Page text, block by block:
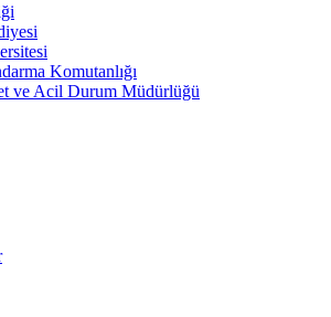
Komutanlığı
ve Acil Durum Müdürlüğü